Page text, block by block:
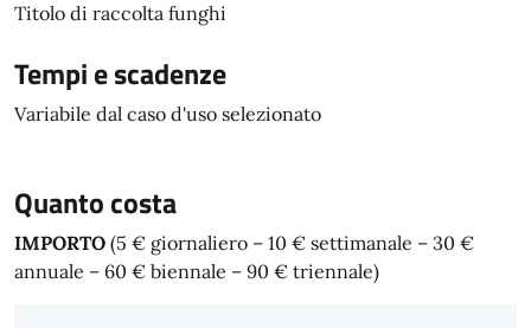
Titolo di raccolta funghi
Tempi e scadenze
Variabile dal caso d'uso selezionato
Quanto costa
IMPORTO (5 € giornaliero – 10 € settimanale – 30 €
annuale – 60 € biennale – 90 € triennale)